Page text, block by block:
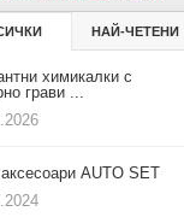
НАЙ-ЧЕТЕНИ
химикалки с
грави ...
AUTO SET